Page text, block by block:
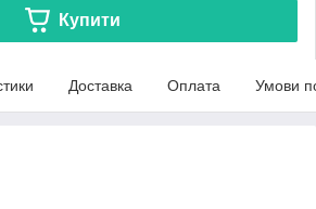
Купити
Доставка Оплата Умови